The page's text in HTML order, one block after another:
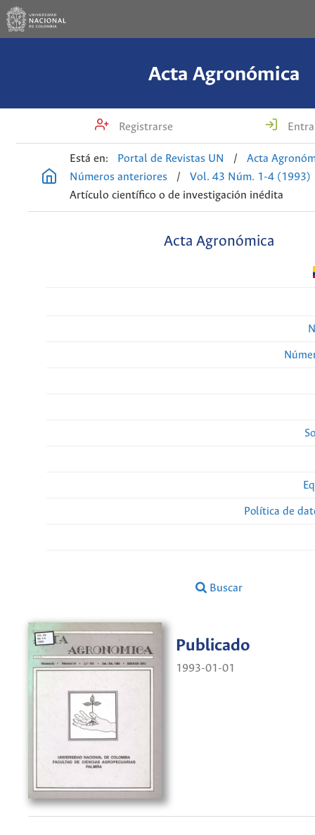
Acta Agronómica
Registrarse
Está en: Portal de Revistas UN /
Acta
Números anteriores
/
Vol. 43 Núm. 1-4 (1993)
Artículo científico o de investigación inédita
Acta Agronómica
Política de
Buscar
Publicado
1993-01-01